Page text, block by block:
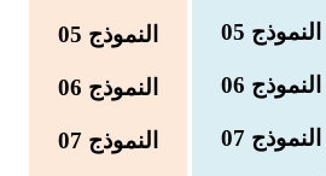
محفظة الأستاذ
بنك مذكرات الاستاذ
بنك التوزيعات الشهرية
النموذج 05
النموذج 06
النموذج 07
النموذج 05
النموذج 06
النموذج 07